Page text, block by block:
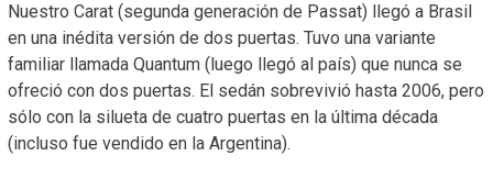
Nuestro Carat (segunda generación de Passat) llegó a Brasil
en una inédita versión de dos puertas. Tuvo una variante
familiar llamada Quantum (luego llegó al país) que nunca se
ofreció con dos puertas. El sedán sobrevivió hasta 2006, pero
sólo con la silueta de cuatro puertas en la última década
(incluso fue vendido en la Argentina).